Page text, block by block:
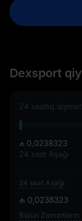
Dexsport
24 saatlıq qiymət
₼ 0,0238323
24 saat Aşağı
24 saat Aşağı
₼ 0,0238323
Bütün